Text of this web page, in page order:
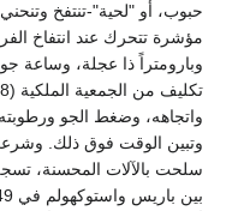
حبوب، أو "لحية"-تنتفخ
مؤشرة تتحرك عند انتفاخ
وبارومتراً ذا عجلة، وساعة
واتجاهه، وضغط الجو
وتبين الوقت فوق ذلك.
سلحت بالآلات المحسنة،